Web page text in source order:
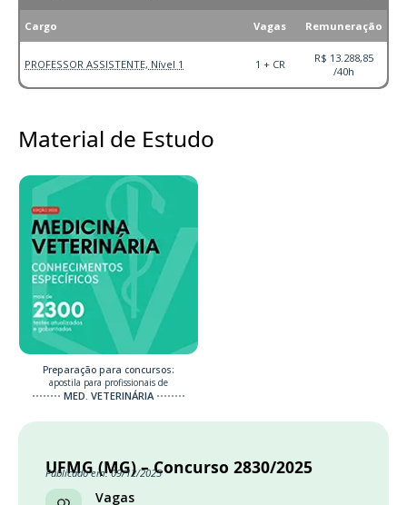
Cargo Vagas Remuneração
PROFESSOR ASSISTENTE, Nível 1 1 + CR
R$ 13.288,85
/40h
Material de Estudo
Preparação para concursos:
apostila para profissionais de
MED. VETERINÁRIA
UFMG (MG) – Concurso 2830/2025
Publicado em: 09/12/2025
Vagas